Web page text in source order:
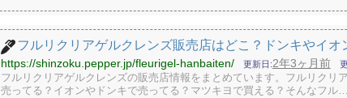
フルリクリアゲルクレンズ販売店はどこ？ドンキやイオ
https://shinzoku.pepper.jp/fleurigel-hanbaiten/ 更新日 2年3ヶ月前
フルリクリアゲルクレンズの販売店情報をまとめています。フルリクリ
売ってる？イオンやドンキで売ってる？マツキヨで買える？そんなフル…